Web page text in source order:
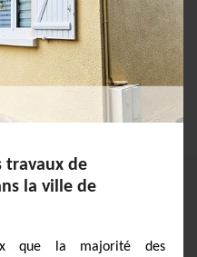
travaux de
la ville de
que la majorité des